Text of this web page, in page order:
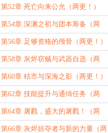
第52章 死亡向来公允（两更！）
第54章 深渊之初与团本筹备（两
更！）
第56章 足够资格的颅骨（两更！）
第58章 灰烬窃贼与武器自选（两
更！）
第60章 桔市与深海之影（两更！）
第62章 技能提升与通缉任务（两
更！）
第64章 屠戮，盛大的屠戮！（两
更！）
第66章 灰烬掠夺者与新的力量（两